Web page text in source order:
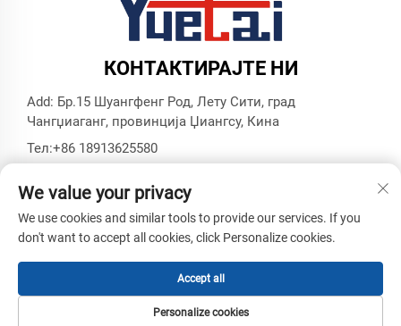
КОНТАКТИРАЈТЕ НИ
Add: Бр.15 Шуангфенг Род, Лету Сити, град
Чангџиаганг, провинција Џиангсу, Кина
Тел:+86 18913625580
Авторски права © Зхангиагнг Юетаи Прецизна
приватност-
We value your privacy
We use cookies and similar tools to provide our services. If you
don't want to accept all cookies, click Personalize cookies.
Personalize cookies
Accept all